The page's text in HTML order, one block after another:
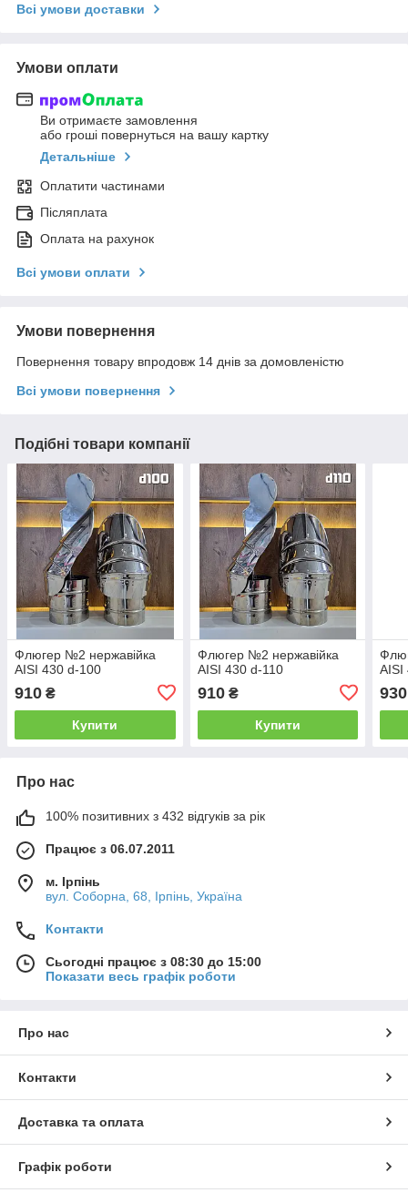
Всі умови доставки
Умови оплати
Ви отримаєте замовлення
або гроші повернуться на вашу картку
Детальніше
Оплатити частинами
Післяплата
Оплата на рахунок
Всі умови оплати
Умови повернення
Повернення товару впродовж 14 днів за домовленістю
Всі умови повернення
Подібні товари компанії
Флюгер №2 нержавійка
AISI 430 d-100
910 ₴
Купити
Флюгер №2 нержавійка
AISI 430 d-110
910₴
Купити
AISI
930
Про нас
100% позитивних з 432 відгуків за рік
Працює з 06.07.2011
м. Ірпінь
вул. Соборна, 68, Ірпінь, Україна
Контакти
Сьогодні працює з 08:30 до 15:00
Показати весь графік роботи
Про нас
Контакти
Доставка та оплата
Графік роботи